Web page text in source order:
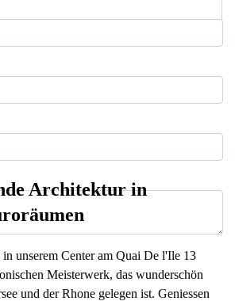
erhalten
Architektur in
unserem Center am Quai De l'Ile 13
Meisterwerk, das wunderschön
und der Rhone gelegen ist. Geniessen